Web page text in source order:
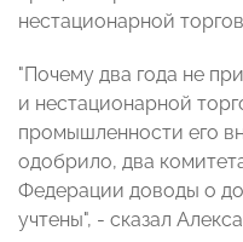
нестационарной
"Почему два года не
и нестационарной
промышленности его
одобрило, два
Федерации доводы о
учтены", - сказал